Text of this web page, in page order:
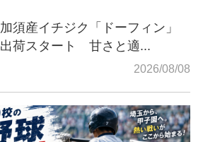
加須産イチジク「ドーフィン」
出荷スタート 甘さと適...
2026/08/08